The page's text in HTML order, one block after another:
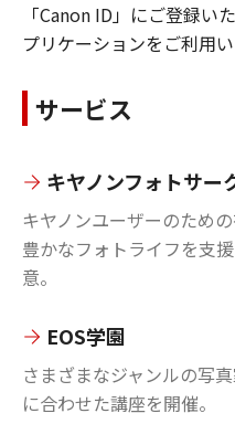
「Canon ID」にご登録い
プリケーションをご利用い
サービス
キヤノンフォトサー
キヤノンユーザーのため
豊かなフォトライフを支
意。
EOS学園
さまざまなジャンルの写
に合わせた講座を開催。